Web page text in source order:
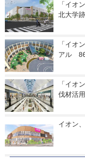
「イオ
北大学
「イオ
アル　
「イオ
伐材活
イオン